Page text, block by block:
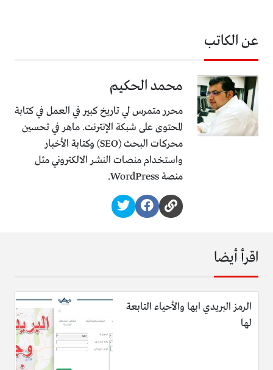
عن الكاتب
محمد الحكيم
محرر متمرس لي تاريخ كبير في العمل في كتابة
المحتوى على شبكة الإنترنت. ماهر في تحسين
محركات البحث (SEO) وكتابة الأخبار
واستخدام منصات النشر الالكتروني مثل
منصة WordPress.
اقرأ أيضا
الرمز البريدي ابها والأحياء التابعة
لها